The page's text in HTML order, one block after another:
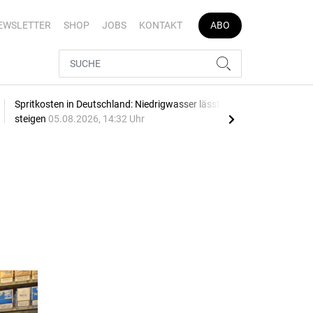
SHOP JOBS KONTAKT ABO
Spritkosten in Deutschland: Niedrigwasser lässt Preise
steigen 05.08.2026, 14:32 Uhr